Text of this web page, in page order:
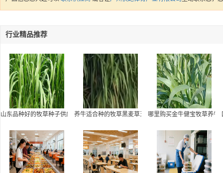
行业精品推荐
山东品种好的牧草种子供应|养牛适合种的牧草黑麦草玉米草甜象草
养牛适合种的牧草黑麦草玉米草甜象草健宝王草价格-王
哪里购买金牛健宝牧草养牛